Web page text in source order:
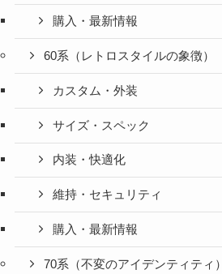
購入・最新情報
60系（レトロスタイルの象徴）
カスタム・外装
サイズ・スペック
内装・快適化
維持・セキュリティ
購入・最新情報
70系（不変のアイデンティティ）